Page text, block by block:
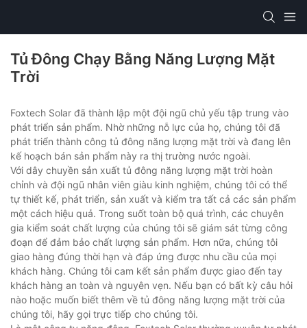
Tủ Đông Chạy Bằng Năng Lượng Mặt
Trời
Foxtech Solar đã thành lập một đội ngũ chủ yếu tập trung vào
phát triển sản phẩm. Nhờ những nỗ lực của họ, chúng tôi đã
phát triển thành công tủ đông năng lượng mặt trời và đang lên
kế hoạch bán sản phẩm này ra thị trường nước ngoài.
Với dây chuyền sản xuất tủ đông năng lượng mặt trời hoàn
chỉnh và đội ngũ nhân viên giàu kinh nghiệm, chúng tôi có thể
tự thiết kế, phát triển, sản xuất và kiểm tra tất cả các sản phẩm
một cách hiệu quả. Trong suốt toàn bộ quá trình, các chuyên
gia kiểm soát chất lượng của chúng tôi sẽ giám sát từng công
đoạn để đảm bảo chất lượng sản phẩm. Hơn nữa, chúng tôi
giao hàng đúng thời hạn và đáp ứng được nhu cầu của mọi
khách hàng. Chúng tôi cam kết sản phẩm được giao đến tay
khách hàng an toàn và nguyên vẹn. Nếu bạn có bất kỳ câu hỏi
nào hoặc muốn biết thêm về tủ đông năng lượng mặt trời của
chúng tôi, hãy gọi trực tiếp cho chúng tôi.